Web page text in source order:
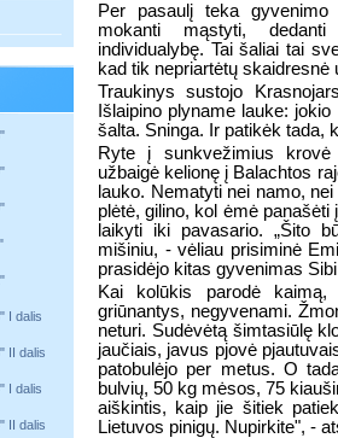
I dalis
II dalis
I dalis
II dalis
Per pasaulį teka
mokanti mąstyti,
individualybę. Tai šaliai tai
kad tik nepriartėtų
Traukinys sustojo
Išlaipino plyname lauke:
šalta. Sninga. Ir patikėk tada,
Ryte į sunkvežimius
užbaigė kelionę į Balachtos
lauko. Nematyti nei namo,
plėtė, gilino, kol ėmė
laikyti iki pavasario. „Šito
mišiniu, - vėliau prisiminė
prasidėjo kitas gyvenimas
Kai kolūkis parodė
griūnantys, negyvenami.
neturi. Sudėvėtą šimtasiūlę
jaučiais, javus pjovė
patobulėjo per metus. O
bulvių, 50 kg mėsos, 75
aiškintis, kaip jie šitiek
Lietuvos pinigų. Nupirkite", -